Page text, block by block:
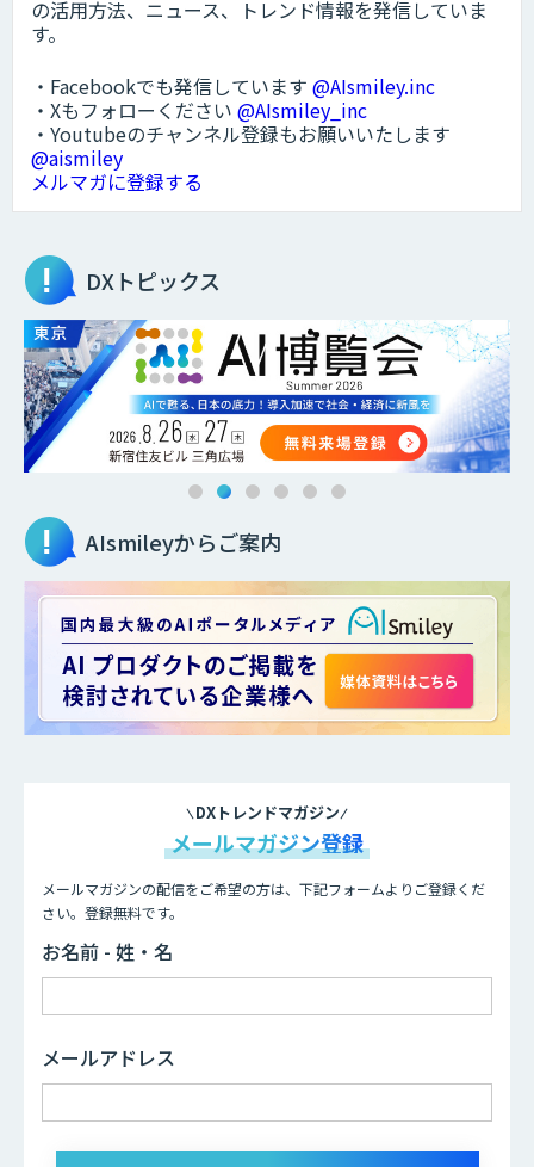
の活用方法、ニュース、トレンド情報を発信していま
す。
・Facebookでも発信しています @AIsmiley.inc
・Xもフォローください @AIsmiley_inc
・Youtubeのチャンネル登録もお願いいたします
@aismiley
メルマガに登録する
DXトピックス
AIsmileyからご案内
DXトレンドマガジン
メールマガジン登録
メールマガジンの配信をご希望の方は、下記フォームよりご登録くだ
さい。登録無料です。
お名前 - 姓・名
メールアドレス